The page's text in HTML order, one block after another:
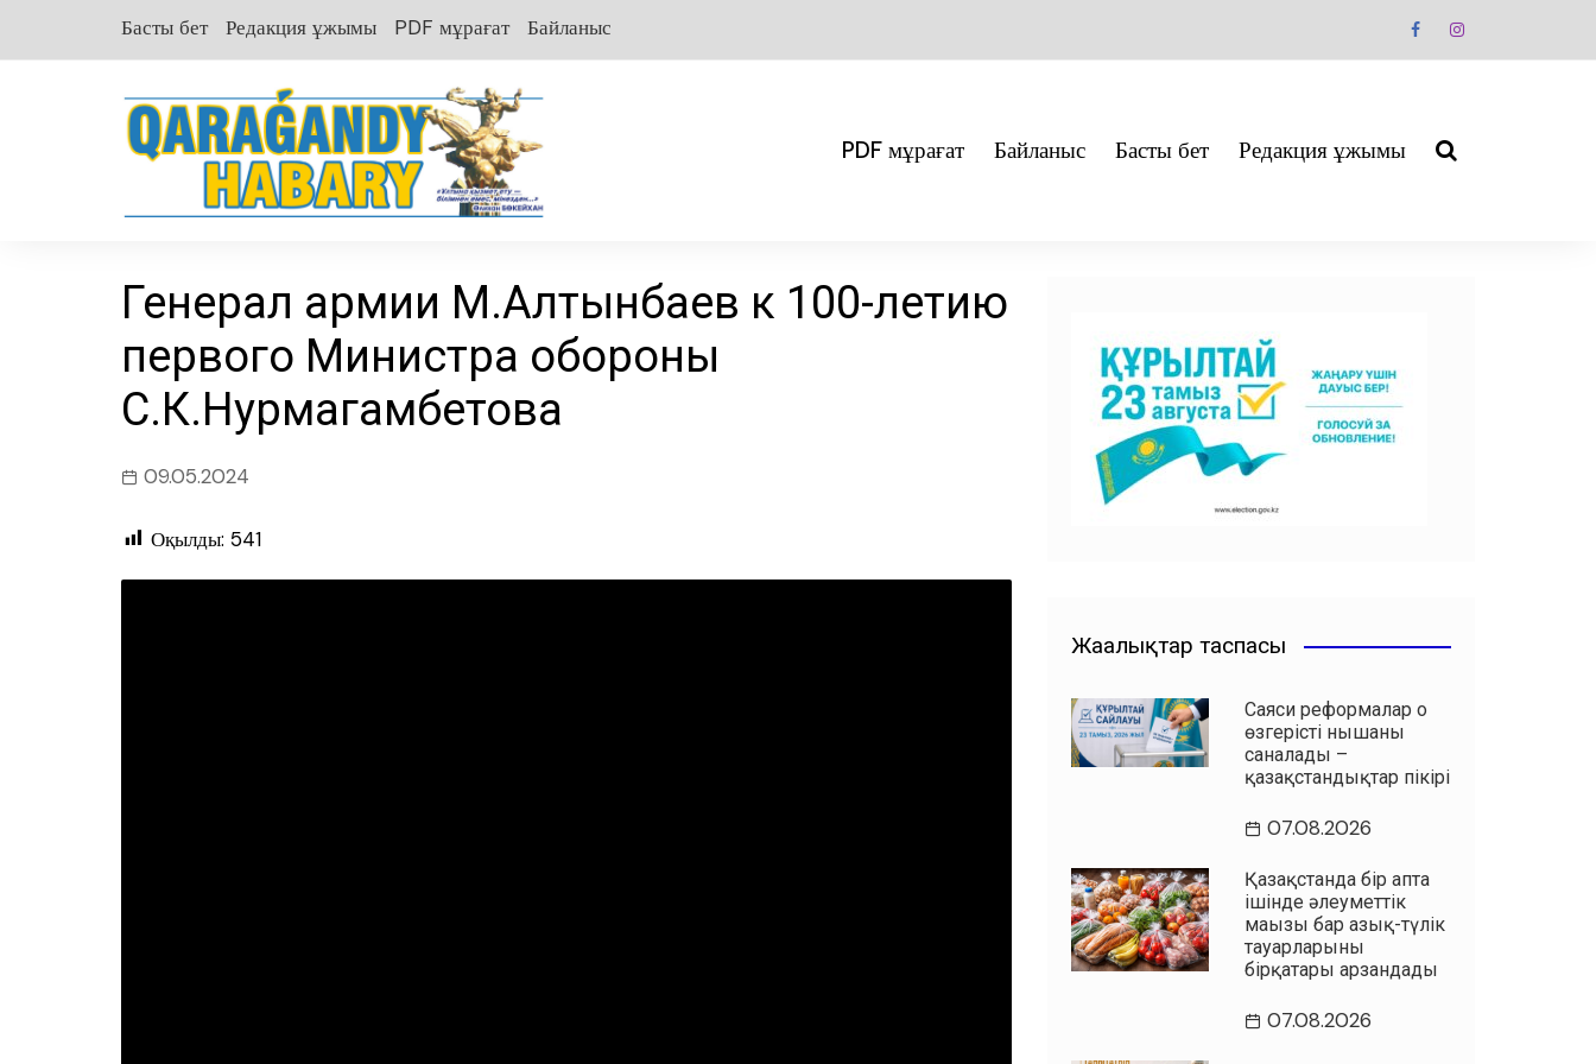
Басты бет Редакция ұжымы PDF мұрағат Байланыс
PDF мұрағат Байланыс Басты бет Редакция ұжымы
Генерал армии М.Алтынбаев к 100-летию
первого Министра обороны
С.К.Нурмагамбетова
09.05.2024
Оқылды: 541
Жаңалықтар таспасы
Саяси реформалар оң
өзгерістің нышаны
саналады –
қазақстандықтар пікірі
07.08.2026
Қазақстанда бір апта
ішінде әлеуметтік
маңызы бар азық-түлік
тауарларының
бірқатары арзандады
07.08.2026